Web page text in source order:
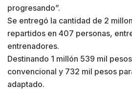
progresando”.
Se entregó la cantidad de 2
repartidos en 407 personas,
entrenadores.
Destinando 1 millón 539 mil
convencional y 732 mil pesos
adaptado.